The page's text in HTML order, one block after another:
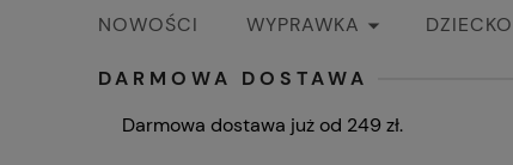
NOWOŚCI WYPRAWKA DZIECKO
Czas i koszty dostawy
DARMOWA DOSTAWA
Darmowa dostawa już od 249 zł.